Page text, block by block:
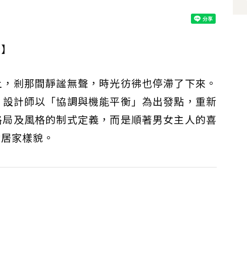
剎那間靜謐無聲，時光彷彿也停滯了下來。
計師以「協調與機能平衡」為出發點，重新
及風格的制式定義，而是順著男女主人的喜
家樣貌。